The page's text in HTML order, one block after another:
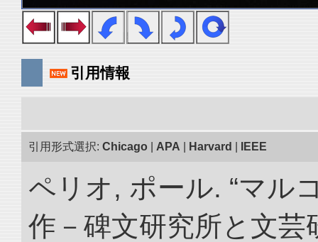
引用情報
引用形式選択: Chicago APA Harvard IEEE
ペリオ, ポール. “マル
作－碑文研究所と文